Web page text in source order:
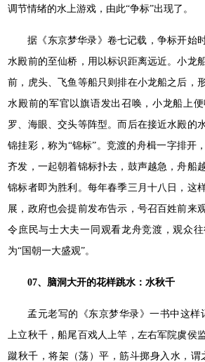
调节情绪的水上游戏，由此“争标”出现了。
据《东京梦华录》卷七记载，争标开始
水殿前的至仙桥，用以标识距离远近。小龙
前，虎头、飞鱼等船只则排在小龙船之后，
水殿前的军官以旗语发出召唤，小龙船上
罗、海眼、交头等阵型。而后在接近水殿的
锦挂彩，称为“锦标”。竞渡的舟楫一字排开
齐发，一起朝着锦标扑去，鼓声越急，舟船
锦标者即为胜利。每年春季三月十八日，这
展，政府也会提前发布告示，号召百姓前来
令庶民与士大夫一同观看龙舟竞渡，观众
为“国朝一大盛观”。
07、脑洞大开的花样跳水：水秋千
孟元老写的《东京梦华录》一书中这样
上立秋千，船尾百戏人上竿，左右军院虞侯
蹴秋千，将架（荡）平，筋斗掷身入水，谓